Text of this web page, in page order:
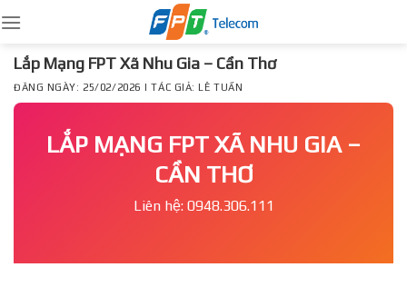
to
content
Lắp Mạng FPT Xã Nhu Gia – Cần Thơ
ĐĂNG NGÀY: 25/02/2026 | TÁC GIẢ: LÊ TUẤN
LẮP MẠNG FPT XÃ NHU GIA –
CẦN THƠ
Liên hệ: 0948.306.111